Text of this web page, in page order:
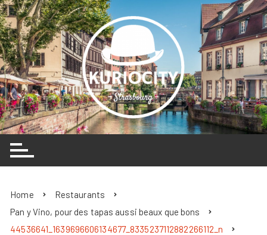
Skip
to
content
Home
Restaurants
Pan y Vino, pour des tapas aussi beaux que bons
44536641_1639696606134677_8335237112882266112_n